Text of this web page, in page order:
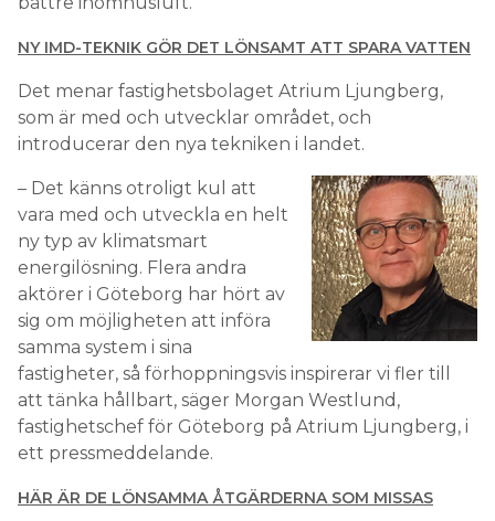
NY IMD-TEKNIK GÖR DET LÖNSAMT ATT SPARA VATTEN
Det menar fastighetsbolaget Atrium Ljungberg,
som är med och utvecklar området, och
introducerar den nya tekniken i landet.
– Det känns otroligt kul att
vara med och utveckla en helt
ny typ av klimatsmart
energilösning. Flera andra
aktörer i Göteborg har hört av
sig om möjligheten att införa
samma system i sina
fastigheter, så förhoppningsvis inspirerar vi fler till
att tänka hållbart, säger Morgan Westlund,
fastighetschef för Göteborg på Atrium Ljungberg, i
ett pressmeddelande.
HÄR ÄR DE LÖNSAMMA ÅTGÄRDERNA SOM MISSAS